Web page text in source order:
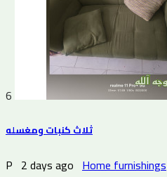
6
ثلاث كنبات ومغسله
P 2 days ago Home furnishings